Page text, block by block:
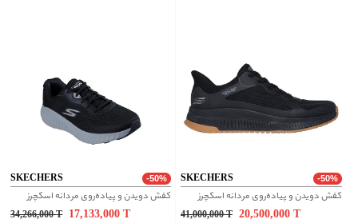
SKECHERS -50%
کفش دویدن و پیاده‌روی مردانه اسکچرز
34,266,000 T 17,133,000
SKECHERS -50%
کفش دویدن و پیاده‌روی مردانه اسکچرز
41,000,000 T 20,500,000